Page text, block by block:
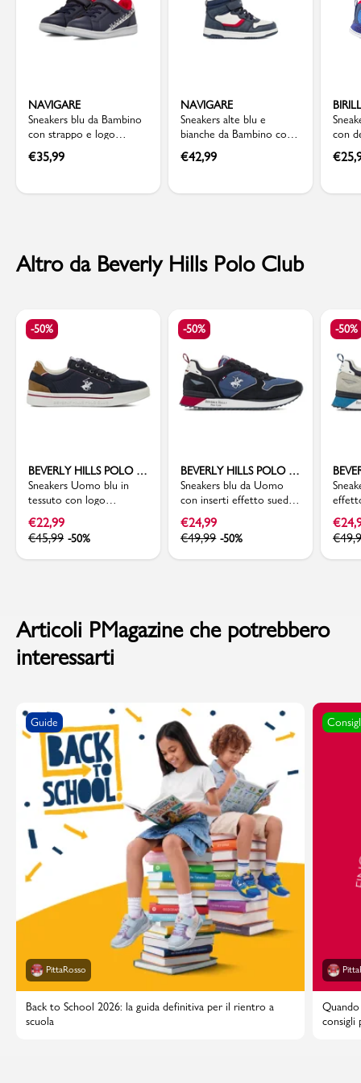
NAVIGARE
Sneakers blu da Bambino
con strappo e logo
Navigare
€35,99
NAVIGARE
Sneakers alte blu e
bianche da Bambino con
strappo Navigare
€42,99
con
€
Altro da Beverly Hills Polo Club
-50%
BEVERLY HILLS POLO CLUB
Sneakers Uomo blu in
tessuto con logo
ricamato Beverly Hills
Polo Club
€22,99
€45,99 -50%
-50%
BEVERLY HILLS POLO CLUB
Sneakers blu da Uomo
con inserti effetto suede
Beverly Hills Polo Club
€24,99
€49,99 -50%
-50%
€
€
Articoli PMagazine che potrebbero
interessarti
Guide
PittaRosso
Back to School 2026: la guida definitiva per il rientro a
scuola
consigli